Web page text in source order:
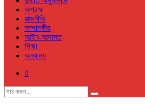
অপরাধ
রাজনীতি
সম্পাদকীয়
আইন-আদালত
শিক্ষা
অন্যান্য
#